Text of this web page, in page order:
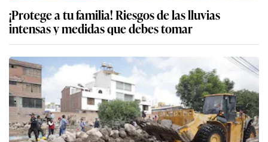
¡Protege a tu familia! Riesgos de las lluvias
intensas y medidas que debes tomar